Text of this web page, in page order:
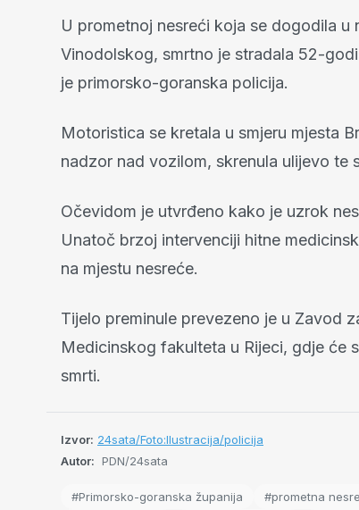
U prometnoj nesreći koja se dogodila
Vinodolskog, smrtno je stradala 52-
je primorsko-goranska policija.
Motoristica se kretala u smjeru mjesta
nadzor nad vozilom, skrenula ulijevo te
Očevidom je utvrđeno kako je uzrok
Unatoč brzoj intervenciji hitne
na mjestu nesreće.
Tijelo preminule prevezeno je u Zavod
Medicinskog fakulteta u Rijeci, gdje će
smrti.
Izvor: 24sata/Foto:Ilustracija/policija
Autor: PDN/24sata
#Primorsko-goranska županija #prometna